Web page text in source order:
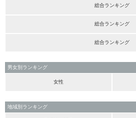
総合ランキング
総合ランキング
総合ランキング
男女別ランキング
女性
地域別ランキング